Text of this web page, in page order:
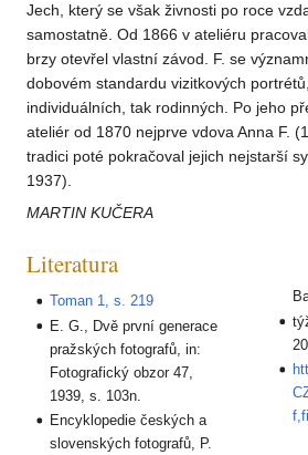
Jech, který se však živnosti po roce
samostatně. Od 1866 v ateliéru
brzy otevřel vlastní závod. F. se
dobovém standardu vizitkových
individuálních, tak rodinných. Po jeho
ateliér od 1870 nejprve vdova Anna F.
tradici poté pokračoval jejich nejstarší
1937).
MARTIN KUČERA
Literatura
Toman 1, s. 219
E. G., Dvě první generace
pražských fotografů, in:
Fotografický obzor 47,
1939, s. 103n.
Encyklopedie českých a
slovenských fotografů, P.